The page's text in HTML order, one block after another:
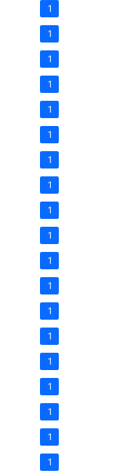
1
1
1
1
1
1
1
1
1
1
1
1
1
1
1
1
1
1
1